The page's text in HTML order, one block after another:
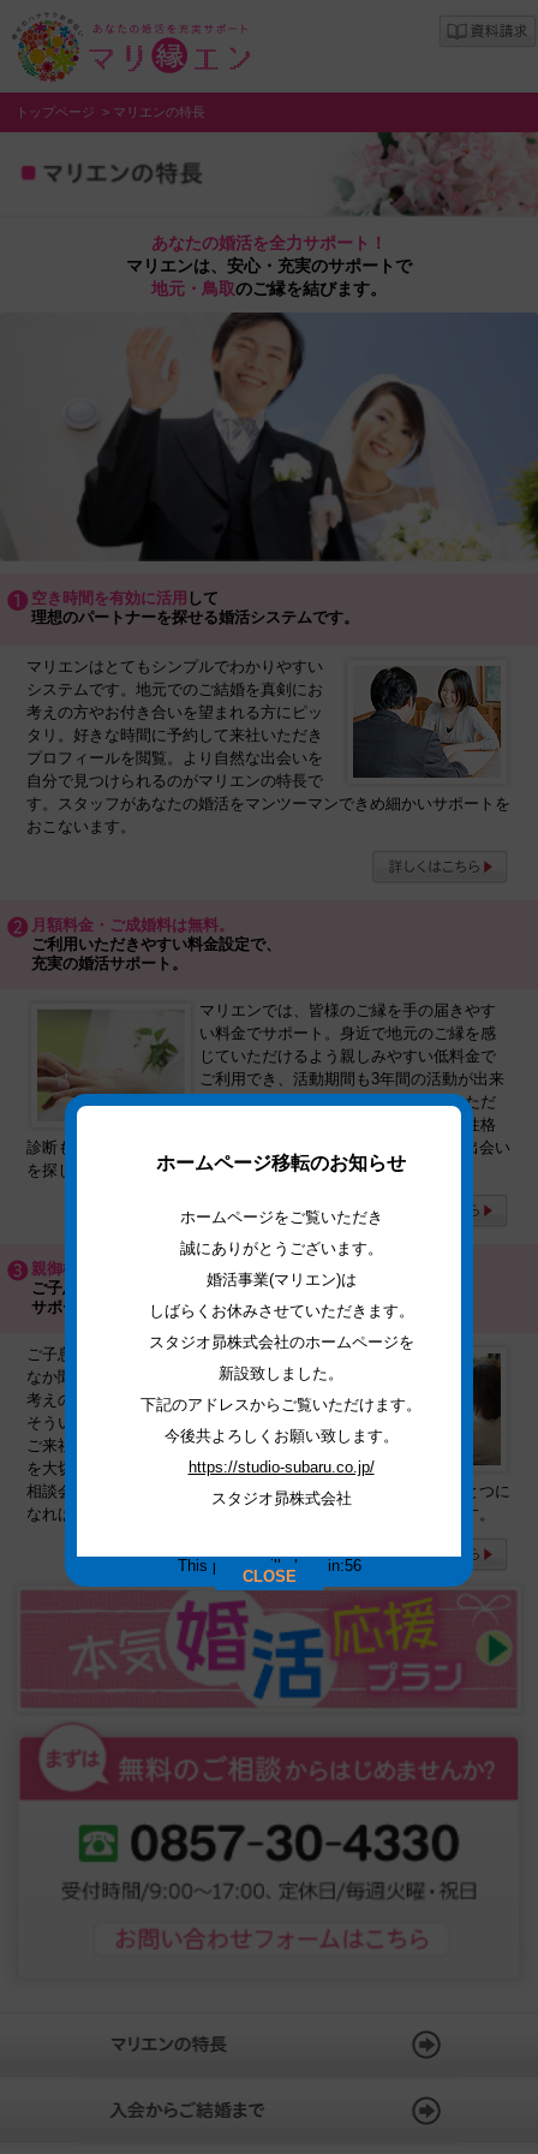
トップページ > マリエンの特長
あなたの婚活を全力サポート！
マリエンは、安心・充実のサポートで
地元・鳥取のご縁を結びます。
空き時間を有効に活用 して
理想のパートナーを探せる婚活システムです。
マリエンはとてもシンプルでわかりやすい
システムです。地元でのご結婚を真剣にお
考えの方やお付き合いを望まれる方にピッ
タリ。好きな時間に予約して来社いただき
プロフィールを閲覧。より自然な出会いを
自分で見つけられるのがマリエンの特長で
す。スタッフがあなたの婚活をマンツーマンできめ細かいサポートを
おこないます。
月額料金・ご成婚料は無料。
ご利用いただきやすい料金設定で、
充実の婚活サポート。
マリエンでは、皆様のご縁を手の届きやす
い料金でサポート。身近で地元のご縁を感
じていただけるよう親しみやすい低料金で
ご利用でき、活動期間も3年間の活動が出来
ます。気になる月額料金や成婚料をいただ
くことはありません。ご相談・簡単な性格
診断も無料でできます。マリエンでご縁のキッカケを、素敵な出会い
を探してみてはいかがでしょうか。
親御様の婚活を応援！
ご子息、ご令嬢のより良いご縁探しを
サポートします。
ご子息・ご令嬢様のご縁が心配。でもなか
なか聞けないしどうしたらいいのか。とお
考えの親御様もおられます。マリエンでは
そういったご相談や現在の結婚の現状など
ご来社が困難な親御様や地域密着でのご縁
を大切にしようと定期的に各市町村で無料
相談会もおこなっております。皆様の「ご縁のキッカケ」のひとつに
なればとお待ちしております。親御様が代理でご登録ができます。
This popup will close in:56
ホームページ移転のお知らせ
ホームページをご覧いただき
誠にありがとうございます。
婚活事業(マリエン)は
しばらくお休みさせていただきます。
スタジオ昴株式会社のホームページを
新設致しました。
下記のアドレスからご覧いただけます。
今後共よろしくお願い致します。
https://studio-subaru.co.jp/
スタジオ昴株式会社
CLOSE